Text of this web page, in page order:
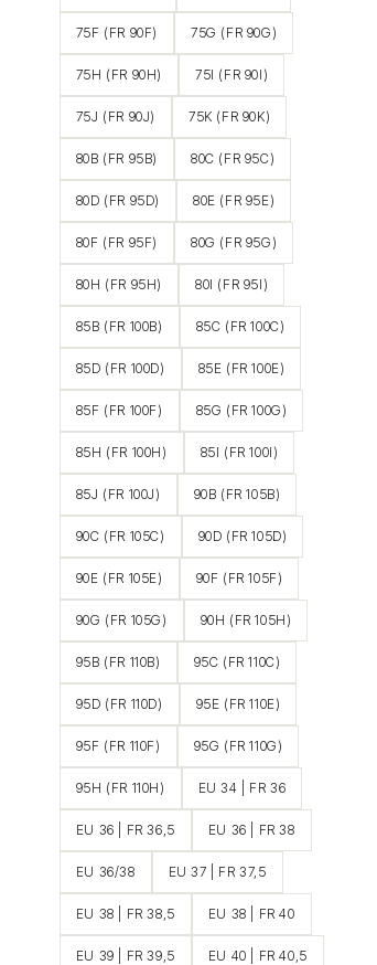
75F (FR 90F) 75G (FR 90G)
75H (FR 90H) 75I (FR 90I)
75J (FR 90J) 75K (FR 90K)
80B (FR 95B) 80C (FR 95C)
80D (FR 95D) 80E (FR 95E)
80F (FR 95F) 80G (FR 95G)
80H (FR 95H) 80I (FR 95I)
85B (FR 100B) 85C (FR 100C)
85D (FR 100D) 85E (FR 100E)
85F (FR 100F) 85G (FR 100G)
85H (FR 100H) 85I (FR 100I)
85J (FR 100J) 90B (FR 105B)
90C (FR 105C) 90D (FR 105D)
90E (FR 105E) 90F (FR 105F)
90G (FR 105G) 90H (FR 105H)
95B (FR 110B) 95C (FR 110C)
95D (FR 110D) 95E (FR 110E)
95F (FR 110F) 95G (FR 110G)
95H (FR 110H) EU 34 | FR 36
EU 36 | FR 36,5 EU 36 | FR 38
EU 36/38 EU 37 | FR 37,5
EU 38 | FR 38,5 EU 38 | FR 40
EU 39 | FR 39,5 EU 40 | FR 40,5